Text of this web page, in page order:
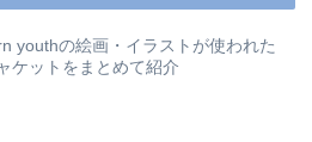
youthの絵画・イラストが使われた
ケットをまとめて紹介